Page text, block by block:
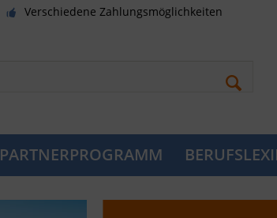
Verschiedene Zahlungsmöglichkeiten
PARTNERPROGRAMM